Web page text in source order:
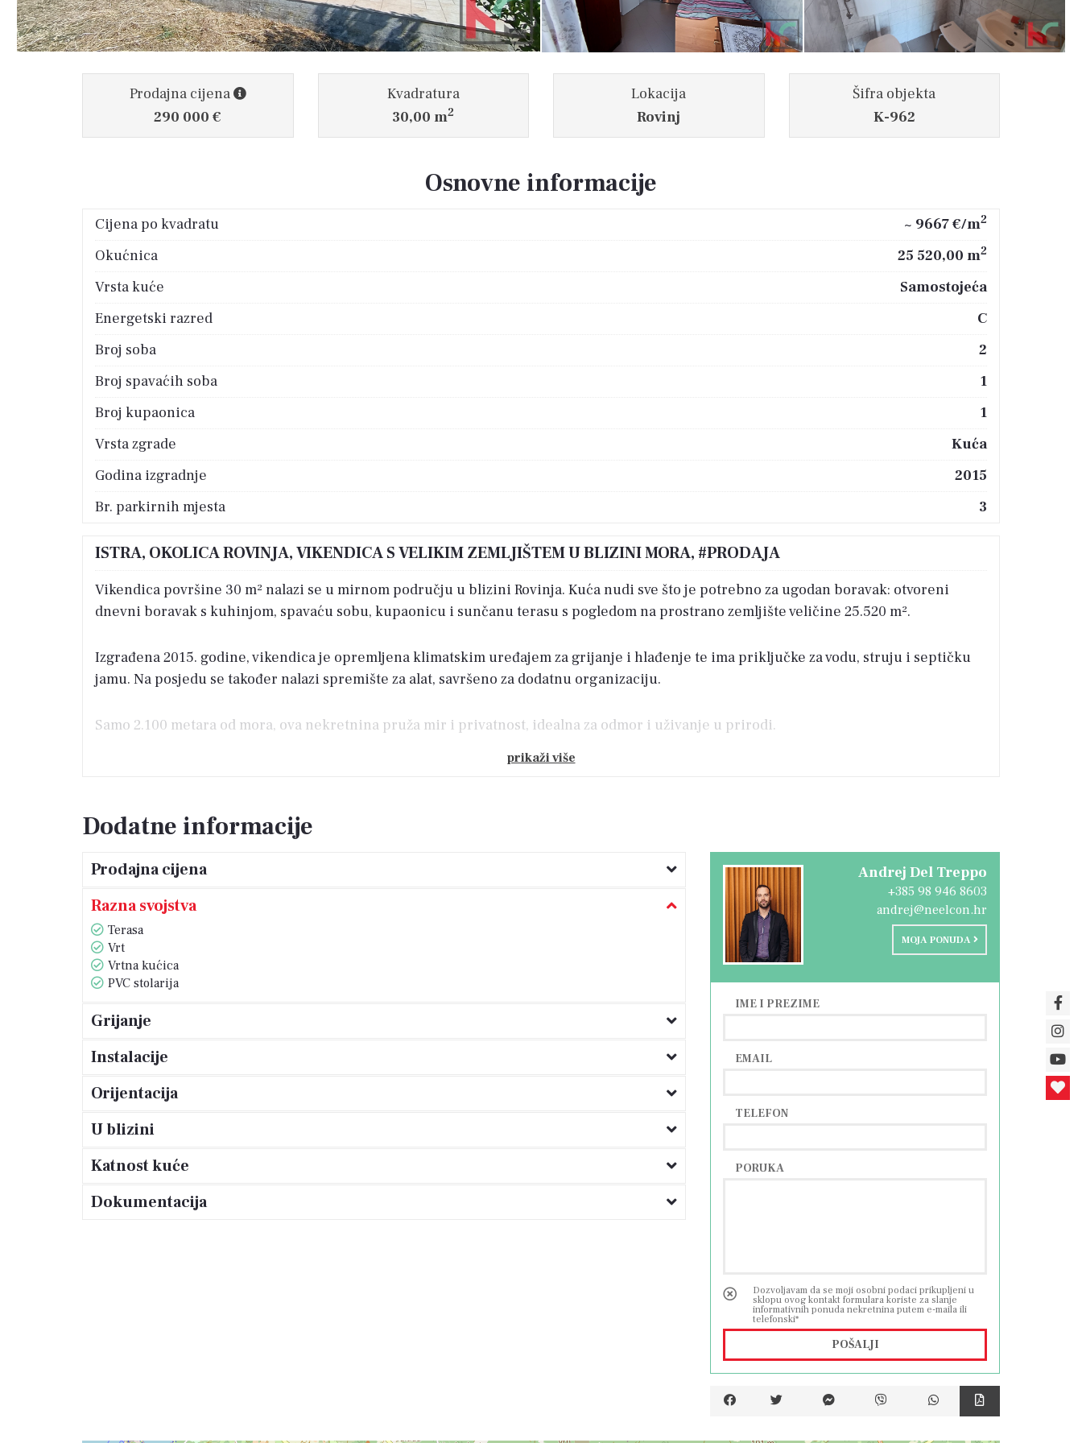
Prodajna cijena
290 000 €
Kvadratura
30,00 m2
Lokacija
Rovinj
Šifra objekta
K-962
Osnovne informacije
Cijena po kvadratu ~ 9667 €/m2
Okućnica 25 520,00 m2
Vrsta kuće
Samostojeća
Energetski razred
C
Broj soba
2
Broj spavaćih soba
1
Broj kupaonica
1
Vrsta zgrade
Kuća
Godina izgradnje
2015
Br. parkirnih mjesta
3
ISTRA, OKOLICA ROVINJA, VIKENDICA S VELIKIM ZEMLJIŠTEM U BLIZINI MORA, #PRODAJA
Vikendica površine 30 m² nalazi se u mirnom području u blizini Rovinja. Kuća nudi sve što je potrebno za ugodan boravak: otvoreni
dnevni boravak s kuhinjom, spavaću sobu, kupaonicu i sunčanu terasu s pogledom na prostrano zemljište veličine 25.520 m².
Izgrađena 2015. godine, vikendica je opremljena klimatskim uređajem za grijanje i hlađenje te ima priključke za vodu, struju i septičku
jamu. Na posjedu se također nalazi spremište za alat, savršeno za dodatnu organizaciju.
Samo 2.100 metara od mora, ova nekretnina pruža mir i privatnost, idealna za odmor i uživanje u prirodi.
prikaži više
Dodatne informacije
Prodajna cijena
Razna svojstva
Terasa
Vrt
Vrtna kućica
PVC stolarija
Grijanje
Instalacije
Orijentacija
U blizini
Katnost kuće
Dokumentacija
Andrej Del Treppo
+385 98 946 8603
andrej@neelcon.hr
MOJA PONUDA
IME I PREZIME
EMAIL
TELEFON
PORUKA
Dozvoljavam da se moji osobni podaci prikupljeni u
sklopu ovog kontakt formulara koriste za slanje
informativnih ponuda nekretnina putem e-maila ili
telefonski*
POŠALJI